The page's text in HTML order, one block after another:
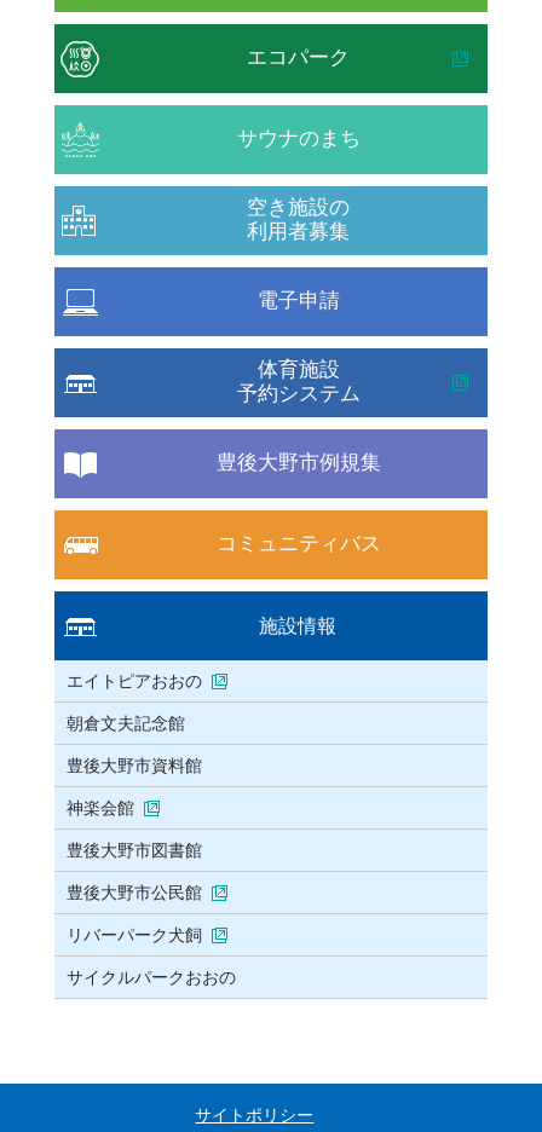
エコパーク
サウナのまち
空き施設の
利用者募集
電子申請
体育施設
予約システム
豊後大野市例規集
コミュニティバス
施設情報
エイトピアおおの
朝倉文夫記念館
豊後大野市資料館
神楽会館
豊後大野市図書館
豊後大野市公民館
リバーパーク犬飼
サイクルパークおおの
サイトポリシー